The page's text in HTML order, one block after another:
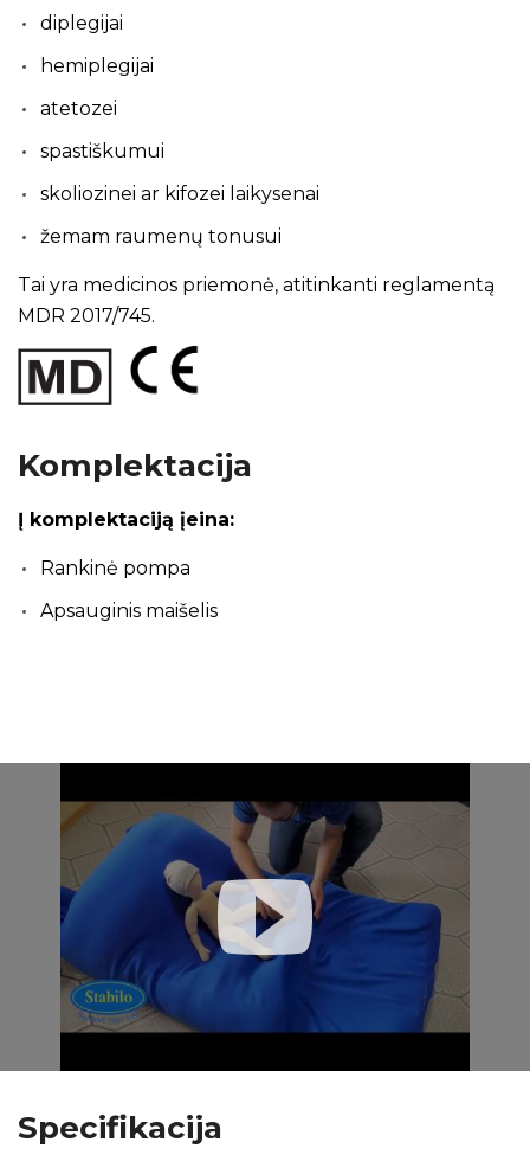
diplegijai
hemiplegijai
atetozei
spastiškumui
skoliozinei ar kifozei laikysenai
žemam raumenų tonusui
Tai yra medicinos priemonė, atitinkanti reglamentą
MDR 2017/745.
Komplektacija
Į komplektaciją įeina:
Rankinė pompa
Apsauginis maišelis
Specifikacija